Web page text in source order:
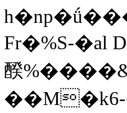
Fr�%S-�al
䤆